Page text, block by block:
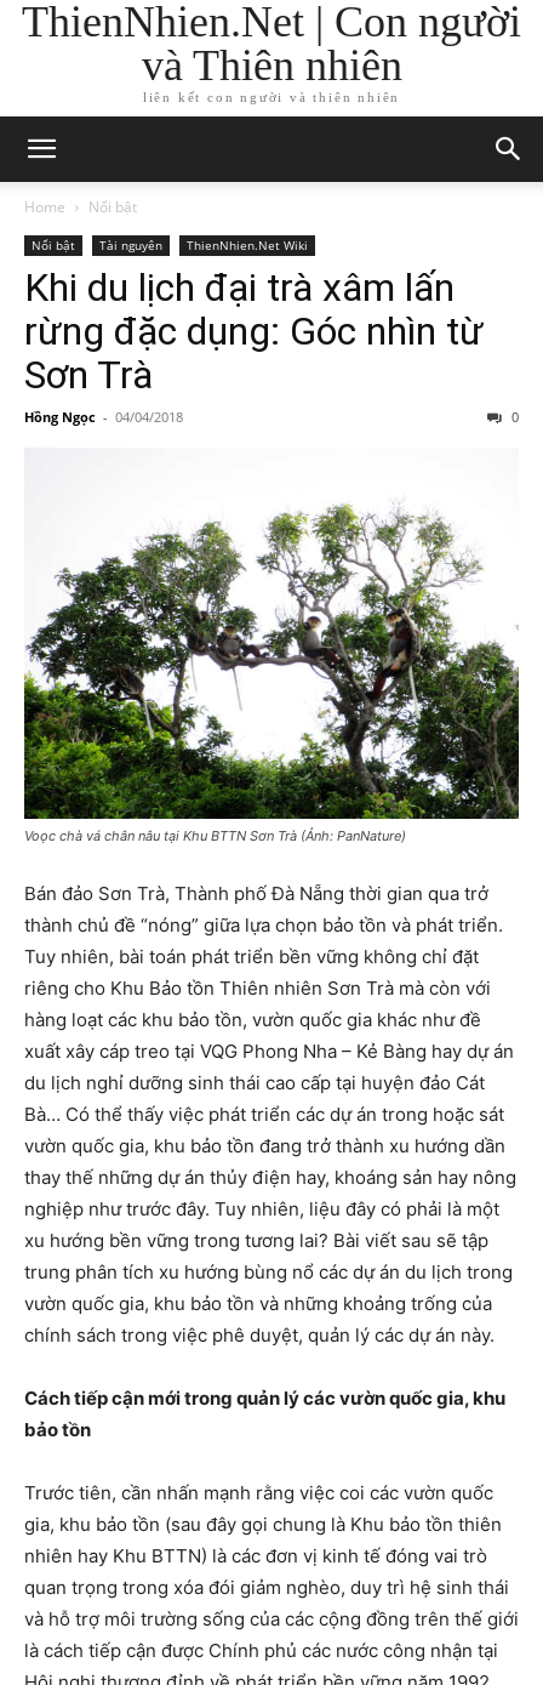
ThienNhien.Net | Con người
và Thiên nhiên
liên kết con người và thiên nhiên
Home Nổi bật
Nổi bật Tài nguyên ThienNhien.Net Wiki
Khi du lịch đại trà xâm lấn
rừng đặc dụng: Góc nhìn từ
Sơn Trà
Hồng Ngọc - 04/04/2018 0
Voọc chà vá chân nâu tại Khu BTTN Sơn Trà (Ảnh: PanNature)
Bán đảo Sơn Trà, Thành phố Đà Nẵng thời gian qua trở
thành chủ đề “nóng” giữa lựa chọn bảo tồn và phát triển.
Tuy nhiên, bài toán phát triển bền vững không chỉ đặt
riêng cho Khu Bảo tồn Thiên nhiên Sơn Trà mà còn với
hàng loạt các khu bảo tồn, vườn quốc gia khác như đề
xuất xây cáp treo tại VQG Phong Nha – Kẻ Bàng hay dự án
du lịch nghỉ dưỡng sinh thái cao cấp tại huyện đảo Cát
Bà… Có thể thấy việc phát triển các dự án trong hoặc sát
vườn quốc gia, khu bảo tồn đang trở thành xu hướng dần
thay thế những dự án thủy điện hay, khoáng sản hay nông
nghiệp như trước đây. Tuy nhiên, liệu đây có phải là một
xu hướng bền vững trong tương lai? Bài viết sau sẽ tập
trung phân tích xu hướng bùng nổ các dự án du lịch trong
vườn quốc gia, khu bảo tồn và những khoảng trống của
chính sách trong việc phê duyệt, quản lý các dự án này.
Cách tiếp cận mới trong quản lý các vườn quốc gia, khu
bảo tồn
Trước tiên, cần nhấn mạnh rằng việc coi các vườn quốc
gia, khu bảo tồn (sau đây gọi chung là Khu bảo tồn thiên
nhiên hay Khu BTTN) là các đơn vị kinh tế đóng vai trò
quan trọng trong xóa đói giảm nghèo, duy trì hệ sinh thái
và hỗ trợ môi trường sống của các cộng đồng trên thế giới
là cách tiếp cận được Chính phủ các nước công nhận tại